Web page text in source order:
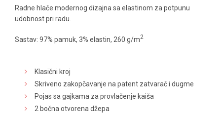
Radne hlače modernog dizajna sa elastinom za potpunu
udobnost pri radu.
Sastav: 97% pamuk, 3% elastin, 260 g/m2
Klasični kroj
Skriveno zakopčavanje na patent zatvarač i dugme
Pojas sa gajkama za provlačenje kaiša
2 bočna otvorena džepa